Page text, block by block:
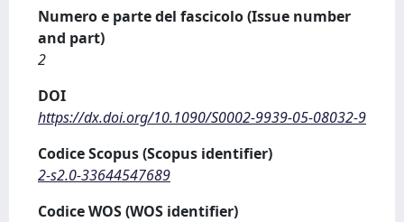
Numero e parte del fascicolo (Issue number
and part)
2
DOI
https://dx.doi.org/10.1090/S0002-9939-05-08032-9
Codice Scopus (Scopus identifier)
2-s2.0-33644547689
Codice WOS (WOS identifier)